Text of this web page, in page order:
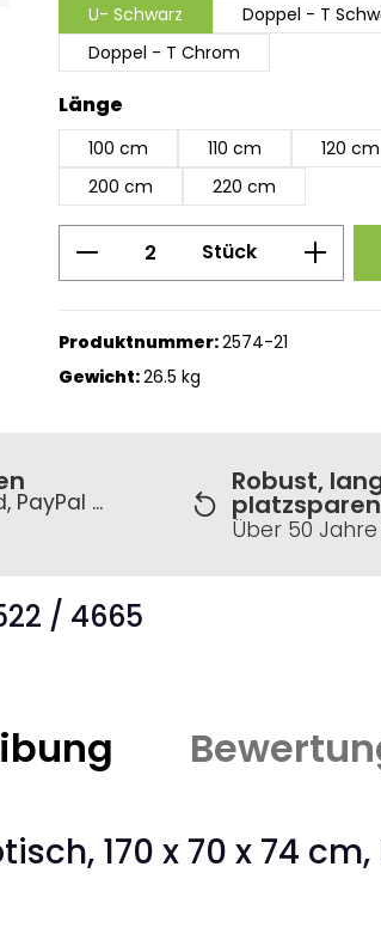
U- Schwarz Doppel - T
Doppel - T Chrom
Länge
100 cm 110 cm 120 cm
200 cm
220 cm
Produkt Anzahl: Gib
Stück
Produktnummer:2574-21
Gewicht:26.5 kg
PayPal ...
Robust,
Über 50
/ 4665
170 x 70 x 74